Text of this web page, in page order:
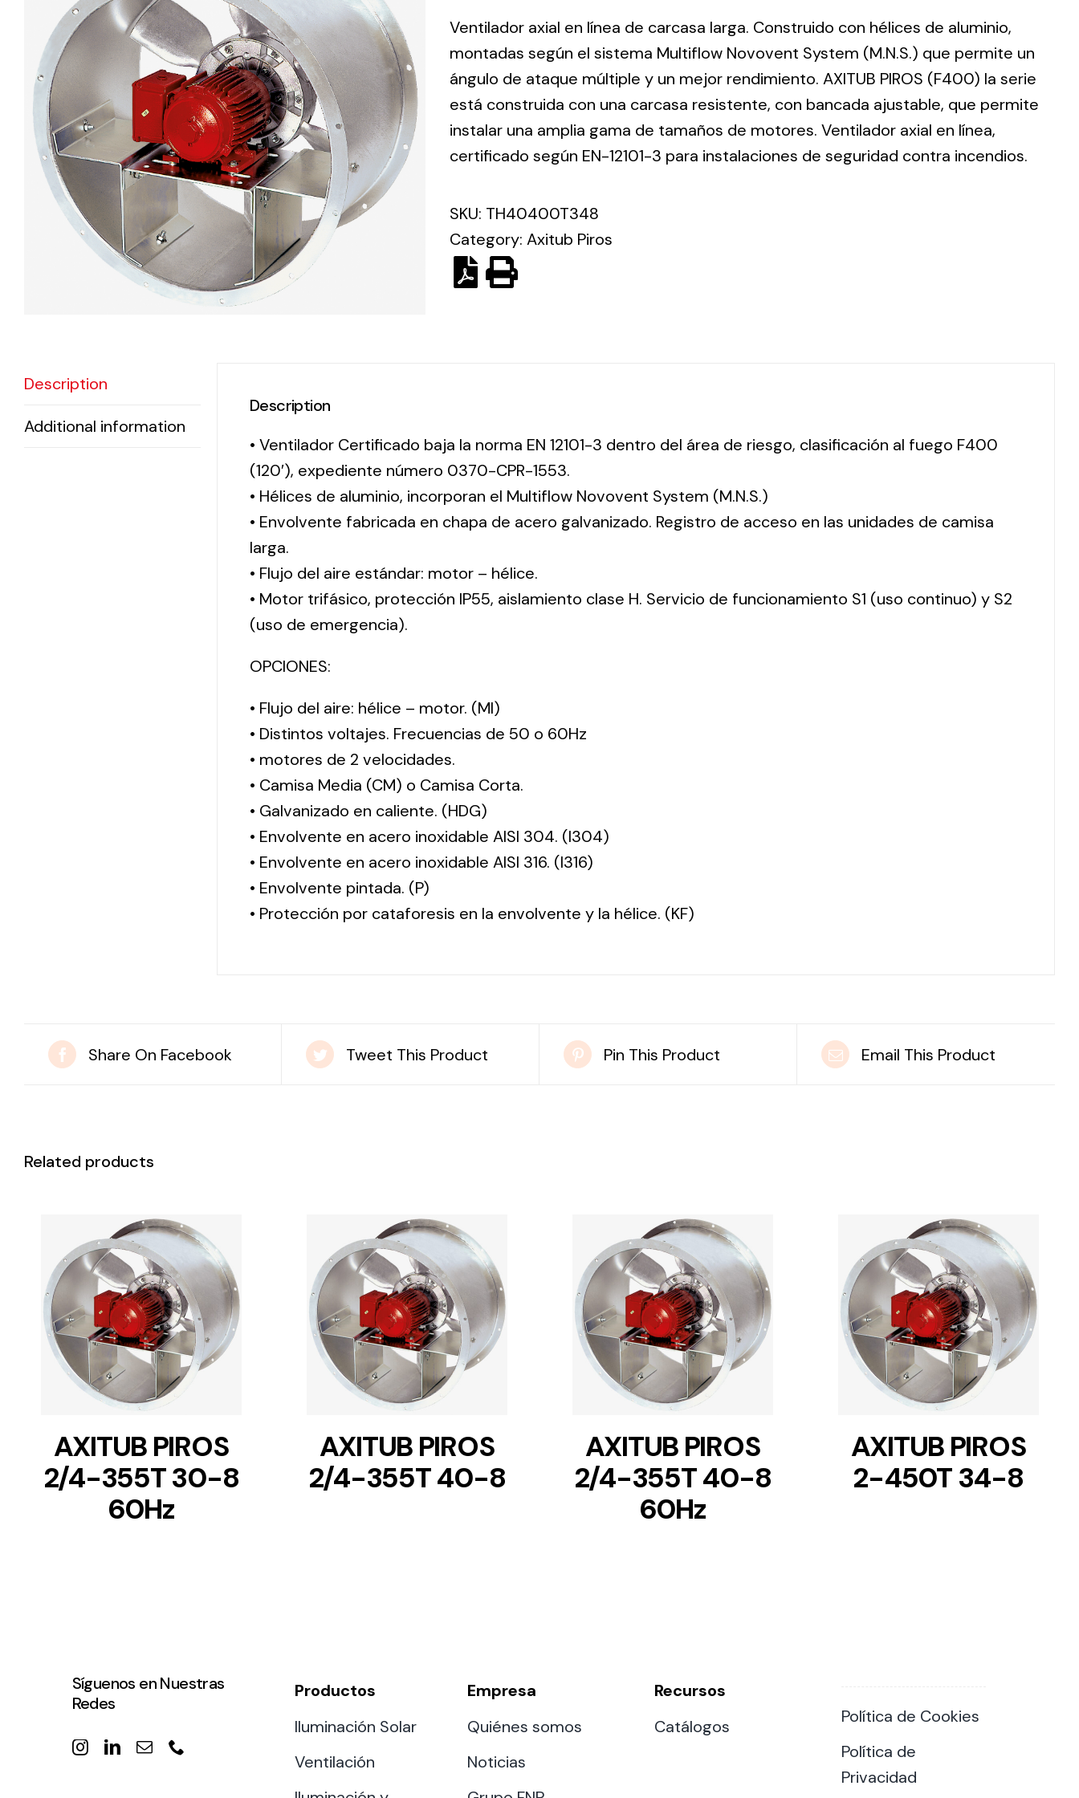
eléctrico.
Lighting and
Electrical
Equipment
Complete
solutions in
lighting and
Ventilation
The
incorporation of
Novovent into
offer of
ventilation
products for
different uses
Solar lighting
solutions for all
Ventilador axial en línea de carcasa larga. Construido con hélices de aluminio,
montadas según el sistema Multiflow Novovent System (M.N.S.) que permite un
ángulo de ataque múltiple y un mejor rendimiento. AXITUB PIROS (F400) la serie
está construida con una carcasa resistente, con bancada ajustable, que permite
instalar una amplia gama de tamaños de motores. Ventilador axial en línea,
certificado según EN-12101-3 para instalaciones de seguridad contra incendios.
SKU: TH40400T348
Category: Axitub Piros
Description
Additional information
Description
• Ventilador Certificado baja la norma EN 12101-3 dentro del área de riesgo, clasificación al fuego F400
(120′), expediente número 0370-CPR-1553.
• Hélices de aluminio, incorporan el Multiflow Novovent System (M.N.S.)
• Envolvente fabricada en chapa de acero galvanizado. Registro de acceso en las unidades de camisa
larga.
• Flujo del aire estándar: motor – hélice.
• Motor trifásico, protección IP55, aislamiento clase H. Servicio de funcionamiento S1 (uso continuo) y S2
(uso de emergencia).
OPCIONES:
• Flujo del aire: hélice – motor. (MI)
• Distintos voltajes. Frecuencias de 50 o 60Hz
• motores de 2 velocidades.
• Camisa Media (CM) o Camisa Corta.
• Galvanizado en caliente. (HDG)
• Envolvente en acero inoxidable AISI 304. (I304)
• Envolvente en acero inoxidable AISI 316. (I316)
• Envolvente pintada. (P)
• Protección por cataforesis en la envolvente y la hélice. (KF)
Share On Facebook Tweet This Product Pin This Product Email This Product
Related products
DETAILS
AXITUB PIROS
2/4-355T 30-8
60Hz
DETAILS
AXITUB PIROS
2/4-355T 40-8
DETAILS
AXITUB PIROS
2/4-355T 40-8
60Hz
DETAILS
AXITUB PIROS
2-450T 34-8
Síguenos en Nuestras
Redes
Productos
Iluminación Solar
Ventilación
Empresa
Quiénes somos
Noticias
Recursos
Catálogos
Política de Cookies
Política de
Privacidad